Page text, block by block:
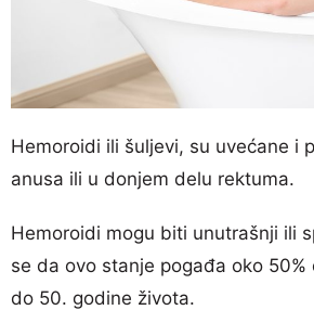
Hemoroidi ili šuljevi, su uvećane i
anusa ili u donjem delu rektuma.
Hemoroidi mogu biti unutrašnji ili
se da ovo stanje pogađa oko 50%
do 50. godine života.